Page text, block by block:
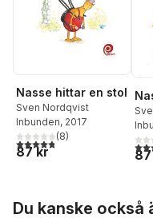
Nasse hittar en stol
Sven Nordqvist
Inbunden, 2017
4,8utav 5 stjärnor. Totalt
(8)
87 kr
5,0
Du kanske också